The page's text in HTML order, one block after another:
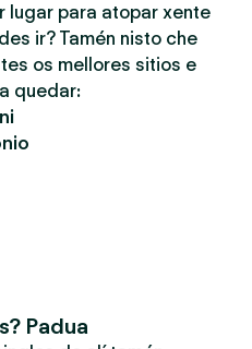
lugar para atopar xente
ir? Tamén nisto che
os mellores sitios e
quedar:
Padua